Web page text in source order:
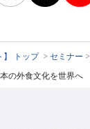
】 トップ >セミナー >
の外食文化を世界へ